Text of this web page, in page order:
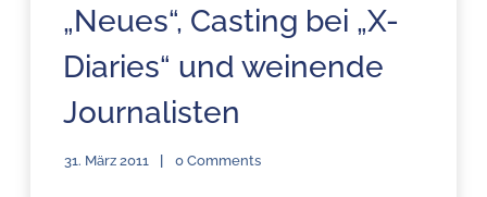
„Neues“, Casting bei „X-
Diaries“ und weinende
Journalisten
31. März 2011 0 Comments